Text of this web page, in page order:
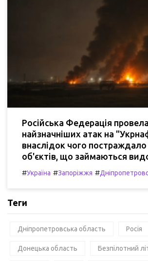
Російська Федерація
найзначніших атак на
внаслідок чого постраждало
об'єктів, що займаються
#Україна #Запоріжжя #
Теги
Дніпропетровська область Росія
Донецька область Безпілотний